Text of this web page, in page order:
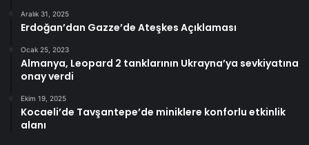
Aralık 31, 2025
Erdoğan’dan Gazze’de Ateşkes Açıklaması
Ocak 25, 2023
Almanya, Leopard 2 tanklarının Ukrayna’ya sevkiyatına
onay verdi
Ekim 19, 2025
Kocaeli’de Tavşantepe’de miniklere konforlu etkinlik
alanı